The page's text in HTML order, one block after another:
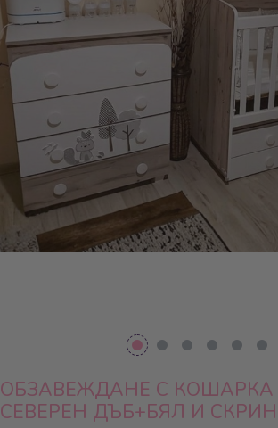
ОБЗАВЕЖДАНЕ С КОШАРКА
СЕВЕРЕН ДЪБ+БЯЛ И